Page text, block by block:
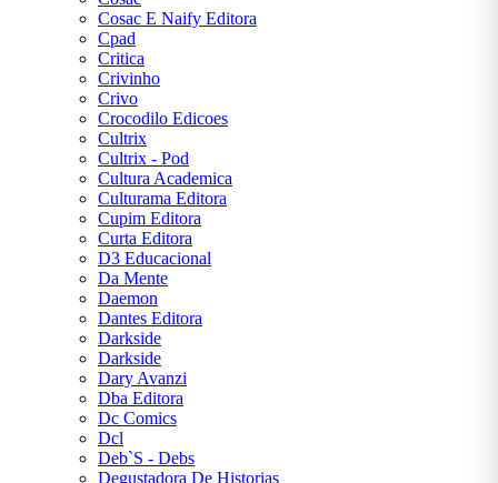
Cosac E Naify Editora
Cpad
Critica
Crivinho
Crivo
Crocodilo Edicoes
Cultrix
Cultrix - Pod
Cultura Academica
Culturama Editora
Cupim Editora
Curta Editora
D3 Educacional
Da Mente
Daemon
Dantes Editora
Darkside
Darkside
Dary Avanzi
Dba Editora
Dc Comics
Dcl
Deb`S - Debs
Degustadora De Historias